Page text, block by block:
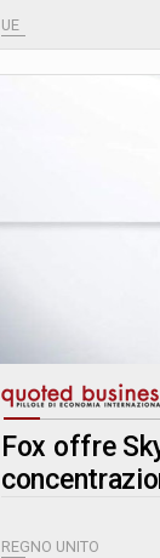
UE
Fox offre
REGNO UNITO